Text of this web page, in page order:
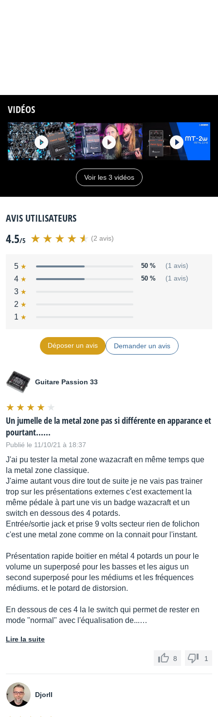
Distribué parrolandcentraleurope
VIDÉOS
Voir les 3 vidéos
AVIS UTILISATEURS
4.5/5 (2 avis)
5 50 % (1 avis)
4 50 % (1 avis)
3
2
1
Déposer un avis Demander un avis
Guitare Passion 33
Un jumelle de la metal zone pas si différente en apparance et
pourtant......
Publié le 11/10/21 à 18:37
J'ai pu tester la metal zone wazacraft en même temps que
la metal zone classique.
J'aime autant vous dire tout de suite je ne vais pas trainer
trop sur les présentations externes c'est exactement la
même pédale à part une vis un badge wazacraft et un
switch en dessous des 4 potards.
Entrée/sortie jack et prise 9 volts secteur rien de folichon
c'est une metal zone comme on la connait pour l'instant.
Présentation rapide boitier en métal 4 potards un pour le
volume un superposé pour les basses et les aigus un
second superposé pour les médiums et les fréquences
médiums. et le potard de distorsion.
En dessous de ces 4 la le switch qui permet de rester en
mode "normal" avec l'équalisation de...…
Lire la suite
8 1
Djorll